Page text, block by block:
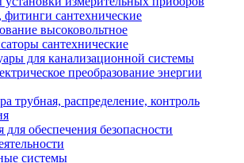
сантехнические
высоковольтное
сантехнические
для канализационной системы
преобразование энергии
трубная, распределение, контроль
для обеспечения безопасности
системы